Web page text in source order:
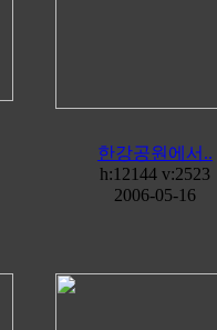
한강공원에서..
h:12144 v:2523
2006-05-16